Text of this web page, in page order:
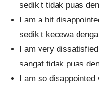
sedikit tidak puas
I am a bit
sedikit kecewa
I am very
sangat tidak puas
I am so